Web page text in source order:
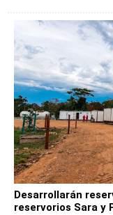
Desarrollarán
reservorios Sara y